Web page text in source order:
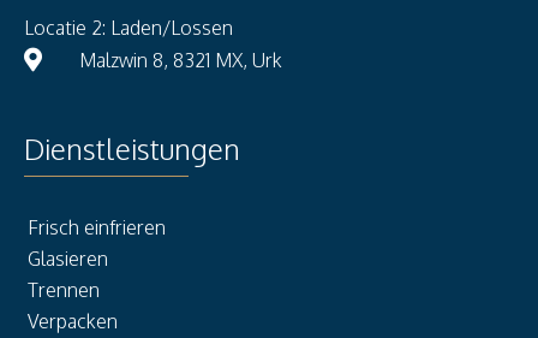
Locatie 2: Laden/Lossen
Malzwin 8, 8321 MX, Urk
Dienstleistungen
Frisch einfrieren
Glasieren
Trennen
Verpacken